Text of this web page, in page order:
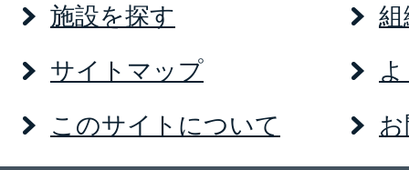
施設を探す
サイトマップ
このサイトについて